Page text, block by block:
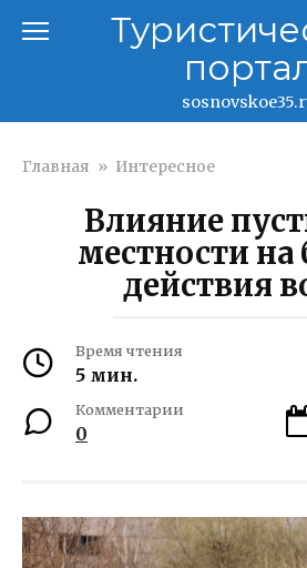
Главная » Интересное
Влияние
местности на
действия
Время чтения
5 мин.
Комментарии
0